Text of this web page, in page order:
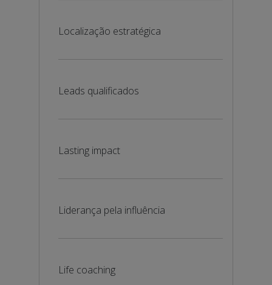
Localização estratégica
Leads qualificados
Lasting impact
Liderança pela influência
Life coaching